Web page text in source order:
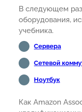
В следующем
оборудования,
учебника.
Сервера
Сетевой
Ноутбук
Как Amazon